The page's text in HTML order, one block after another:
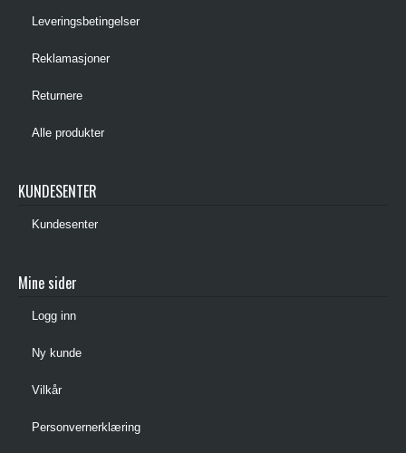
Leveringsbetingelser
Reklamasjoner
Returnere
Alle produkter
KUNDESENTER
Kundesenter
Mine sider
Logg inn
Ny kunde
Vilkår
Personvernerklæring